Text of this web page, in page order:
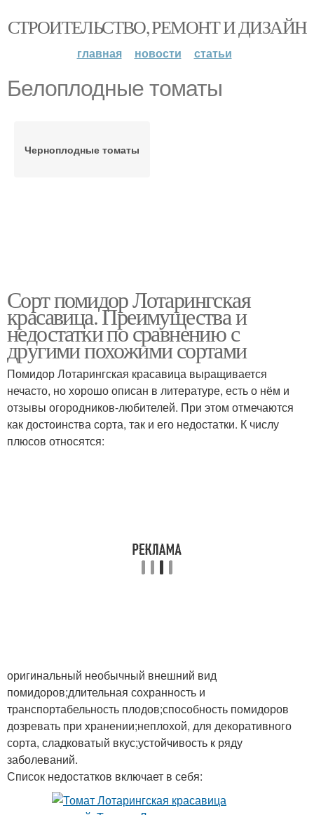
СТРОИТЕЛЬСТВО, РЕМОНТ И ДИЗАЙН
главная новости статьи
Белоплодные томаты
Черноплодные томаты
Сорт помидор Лотарингская
красавица. Преимущества и
недостатки по сравнению с
другими похожими сортами
Помидор Лотарингская красавица выращивается
нечасто, но хорошо описан в литературе, есть о нём и
отзывы огородников-любителей. При этом отмечаются
как достоинства сорта, так и его недостатки. К числу
плюсов относятся:
оригинальный необычный внешний вид
помидоров;длительная сохранность и
транспортабельность плодов;способность помидоров
дозревать при хранении;неплохой, для декоративного
сорта, сладковатый вкус;устойчивость к ряду
заболеваний.
Список недостатков включает в себя: